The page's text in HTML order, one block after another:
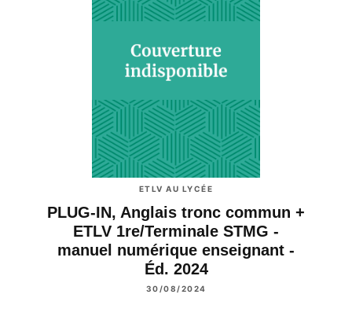
ETLV AU LYCÉE
PLUG-IN, Anglais tronc commun +
ETLV 1re/Terminale STMG -
manuel numérique enseignant -
Éd. 2024
30/08/2024